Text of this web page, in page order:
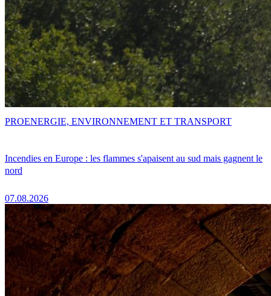
Incendies en Europe : les flammes s'apaisent au sud mais gagnent le
nord
07.08.2026
PROENERGIE, ENVIRONNEMENT ET TRANSPORT